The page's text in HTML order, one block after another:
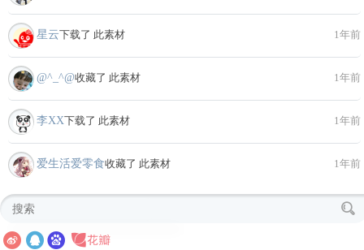
星云下载了 此素材 1年前
@^_^@收藏了 此素材 1年前
李XX下载了 此素材 1年前
爱生活爱零食收藏了 此素材 1年前